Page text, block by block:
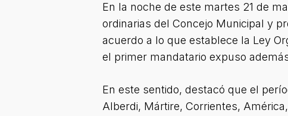
En la noche de este martes 21 de
ordinarias del Concejo Municipal y
acuerdo a lo que establece la Ley
el primer mandatario expuso
En este sentido, destacó que el
Alberdi, Mártire, Corrientes,